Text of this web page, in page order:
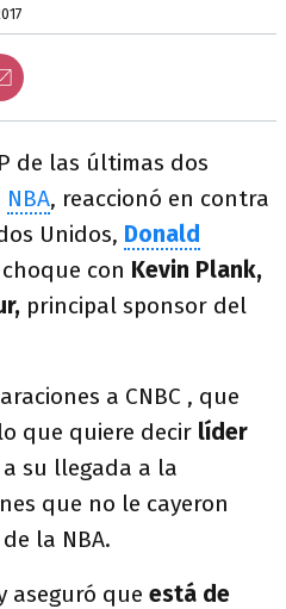
de las últimas dos
NBA, reaccionó en contra
Unidos, Donald
con Kevin Plank,
principal sponsor del
a CNBC , que
que quiere decir líder
su llegada a la
que no le cayeron
la NBA.
aseguró que está de